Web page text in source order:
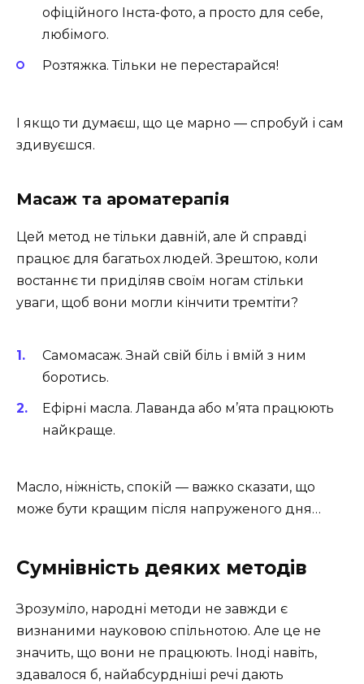
офіційного Інста-фото, а просто для себе,
любімого.
Розтяжка. Тільки не перестарайся!
І якщо ти думаєш, що це марно — спробуй і сам
здивуєшся.
Масаж та ароматерапія
Цей метод не тільки давній, але й справді
працює для багатьох людей. Зрештою, коли
востаннє ти приділяв своїм ногам стільки
уваги, щоб вони могли кінчити тремтіти?
Самомасаж. Знай свій біль і вмій з ним
боротись.
Ефірні масла. Лаванда або м’ята працюють
найкраще.
Масло, ніжність, спокій — важко сказати, що
може бути кращим після напруженого дня…
Сумнівність деяких методів
Зрозуміло, народні методи не завжди є
визнаними науковою спільнотою. Але це не
значить, що вони не працюють. Іноді навіть,
здавалося б, найабсурдніші речі дають